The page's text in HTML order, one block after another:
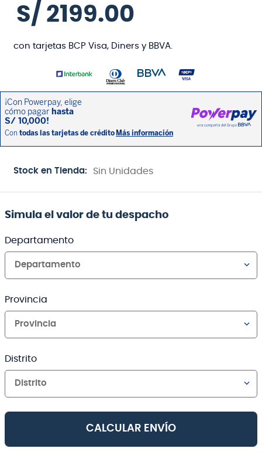
S/ 2199.00
con tarjetas BCP Visa, Diners y BBVA.
Stock en Tienda: Sin Unidades
Simula el valor de tu despacho
Departamento
Departamento
Provincia
Provincia
Distrito
Distrito
CALCULAR ENVÍO